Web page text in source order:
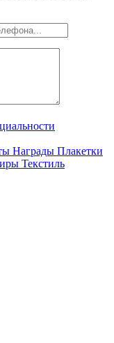
Награды Плакетки
Текстиль